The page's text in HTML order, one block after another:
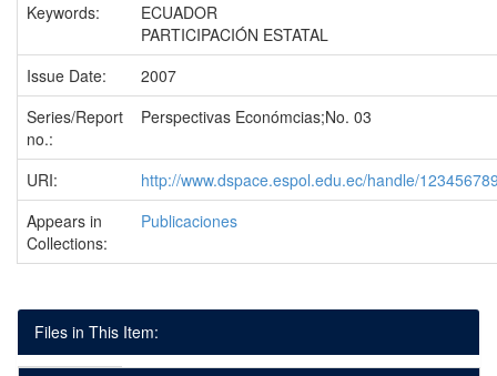
Keywords:
ECUADOR
PARTICIPACIÓN ESTATAL
Issue Date:
2007
Series/Report
no.:
Perspectivas Económcias;No. 03
URI:
http://www.dspace.espol.edu.ec/handle/
Appears in
Collections:
Publicaciones
Files in This Item: